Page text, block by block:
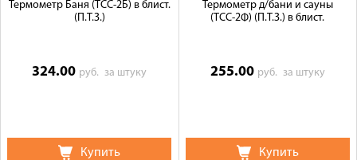
Термометр Баня (ТСС-2Б) в блист.
(П.Т.З.)
324.00 руб.за штуку
Купить
Термометр д/бани и сауны
(ТСС-2Ф) (П.Т.З.) в блист.
255.00 руб. за штуку
Купить